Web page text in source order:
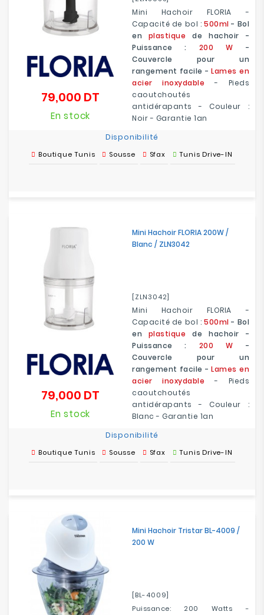
Mini Hachoir FLORIA -
Capacité de bol : 500ml - Bol
en plastique de hachoir -
Puissance : 200 W -
Couvercle pour un
rangement facile -Lames en
acier inoxydable - Pieds
caoutchoutés
antidérapants - Couleur :
Noir - Garantie 1an
79,000 DT
En stock
Disponibilité
Boutique Tunis Sousse Sfax Tunis Drive-IN
Mini Hachoir FLORIA 200W /
Blanc / ZLN3042
[ZLN3042]
Mini Hachoir FLORIA -
Capacité de bol : 500ml - Bol
en plastique de hachoir -
Puissance : 200 W -
Couvercle pour un
rangement facile -Lames en
acier inoxydable - Pieds
caoutchoutés
antidérapants - Couleur :
Blanc - Garantie 1an
79,000 DT
En stock
Disponibilité
Boutique Tunis Sousse Sfax Tunis Drive-IN
Mini Hachoir Tristar BL-4009 /
200 W
[BL-4009]
Puissance: 200 Watts -